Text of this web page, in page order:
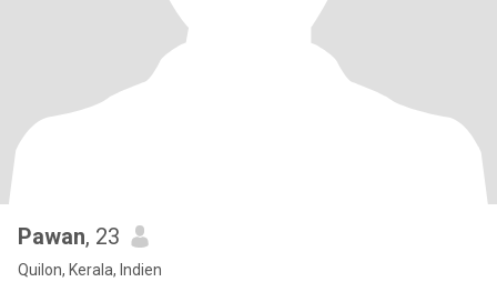
Pawan, 23
Quilon, Kerala, Indien